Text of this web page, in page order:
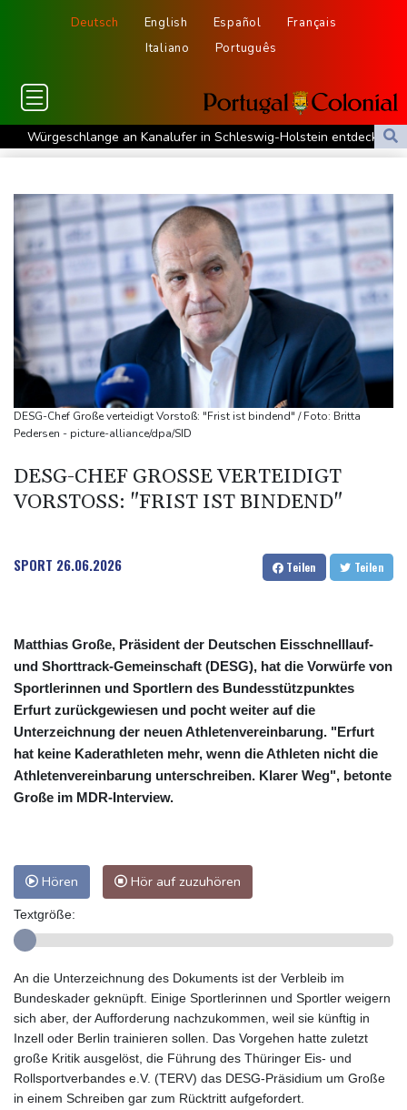
Deutsch English Español
Français
Italiano
Português
Würgeschlange an Kanalufer in Schleswig-Holstein entdeckt
Unter Traktor eingeklemmt: Zwölfjähriger stirbt in Nordrhein-
Sri Lanka setzt nach Unruhen in Gefängnis Soldaten ein
Zuwächse in der Autobranche: Industrieproduktion legt im Juni
leicht zu
76-jähriger Landwirt in Nordrhein-Westfalen von Traktor
überrollt und getötet
Nach Tod von 37-Jähriger in Hessen: Tatverdächtiger wieder auf
freiem Fuß
Deutschlands Exporte im Juni leicht gestiegen
Ungenügender Schutz von Kindern: Meta muss in den USA 567
Millionen Dollar zahlen
Argentinien: Polizei geht mit Tränengas und Gummigeschossen
gegen Proteste vor
DESG-Chef Große verteidigt Vorstoß: "Frist ist bindend" / Foto: Britta
Pedersen - picture-alliance/dpa/SID
DESG-CHEF GROSSE VERTEIDIGT V
ORSTOSS: "FRIST IST BINDEND"
SPORT 26.06.2026 Teilen Teilen
Matthias Große, Präsident der Deutschen Eisschnelllauf-
und Shorttrack-Gemeinschaft (DESG), hat die Vorwürfe von
Sportlerinnen und Sportlern des Bundesstützpunktes
Erfurt zurückgewiesen und pocht weiter auf die
Unterzeichnung der neuen Athletenvereinbarung. "Erfurt
hat keine Kaderathleten mehr, wenn die Athleten nicht die
Athletenvereinbarung unterschreiben. Klarer Weg", betonte
Große im MDR-Interview.
Hören Hör auf zuzuhören
Textgröße:
An die Unterzeichnung des Dokuments ist der Verbleib im
Bundeskader geknüpft. Einige Sportlerinnen und Sportler weigern
sich aber, der Aufforderung nachzukommen, weil sie künftig in
Inzell oder Berlin trainieren sollen. Das Vorgehen hatte zuletzt
große Kritik ausgelöst, die Führung des Thüringer Eis- und
Rollsportverbandes e.V. (TERV) das DESG-Präsidium um Große
in einem Schreiben gar zum Rücktritt aufgefordert.